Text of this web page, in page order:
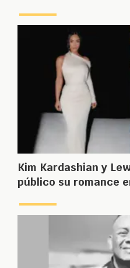
Kim Kardashian y
público su romance